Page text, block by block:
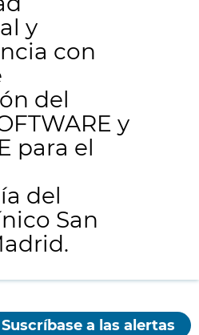
y
con
del
y
para el
del
San
Suscríbase a las alertas